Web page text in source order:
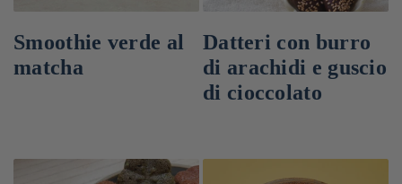
Smoothie verde al
matcha
Datteri con burro
di arachidi e guscio
di cioccolato